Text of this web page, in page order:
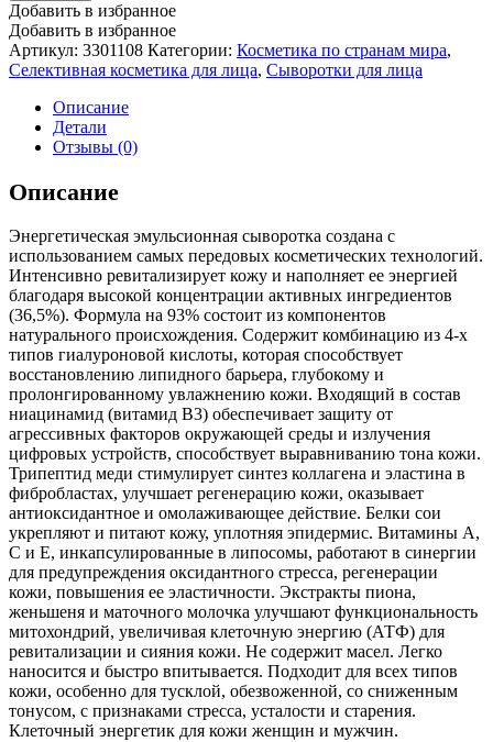
Добавить в избранное
Добавить в избранное
Артикул: 3301108 Категории: Косметика по странам мира,
Селективная косметика для лица, Сыворотки для лица
Описание
Детали
Отзывы (0)
Описание
Энергетическая эмульсионная сыворотка создана с
использованием самых передовых косметических технологий.
Интенсивно ревитализирует кожу и наполняет ее энергией
благодаря высокой концентрации активных ингредиентов
(36,5%). Формула на 93% состоит из компонентов
натурального происхождения. Содержит комбинацию из 4-х
типов гиалуроновой кислоты, которая способствует
восстановлению липидного барьера, глубокому и
пролонгированному увлажнению кожи. Входящий в состав
ниацинамид (витамид B3) обеспечивает защиту от
агрессивных факторов окружающей среды и излучения
цифровых устройств, способствует выравниванию тона кожи.
Трипептид меди стимулирует синтез коллагена и эластина в
фибробластах, улучшает регенерацию кожи, оказывает
антиоксидантное и омолаживающее действие. Белки сои
укрепляют и питают кожу, уплотняя эпидермис. Витамины A,
C и E, инкапсулированные в липосомы, работают в синергии
для предупреждения оксидантного стресса, регенерации
кожи, повышения ее эластичности. Экстракты пиона,
женьшеня и маточного молочка улучшают функциональность
митохондрий, увеличивая клеточную энергию (АТФ) для
ревитализации и сияния кожи. Не содержит масел. Легко
наносится и быстро впитывается. Подходит для всех типов
кожи, особенно для тусклой, обезвоженной, со сниженным
тонусом, с признаками стресса, усталости и старения.
Клеточный энергетик для кожи женщин и мужчин.